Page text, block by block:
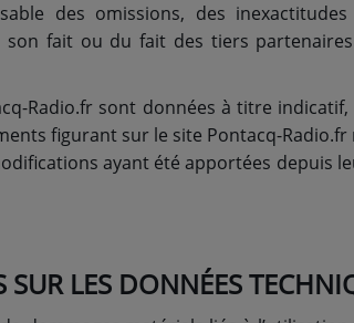
des omissions, des
son fait ou du fait des tiers
Radio.fr sont données à titre
figurant sur le site Pontacq-Radio.fr
ayant été apportées depuis
LES DONNÉES